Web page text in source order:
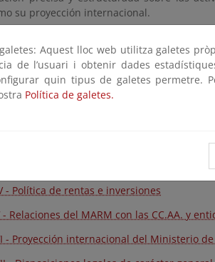
su proyección internacional.
- Actividades sectoriales del MARM durante
- Política de rentas e inversiones
- Relaciones del MARM con las CC.AA. y
- Proyección internacional del Ministerio
Aquest lloc web utilitza galetes
de l’usuari i obtenir dades
quin tipus de galetes permetre.
Política de galetes.